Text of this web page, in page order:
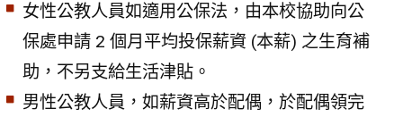
女性公教人員如適用公保法，由本校協助向公
保處申請 2 個月平均投保薪資 (本薪) 之生育補
助，不另支給生活津貼。
男性公教人員，如薪資高於配偶，於配偶領完